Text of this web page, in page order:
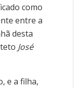
como
entre a
desta
José
e a filha,